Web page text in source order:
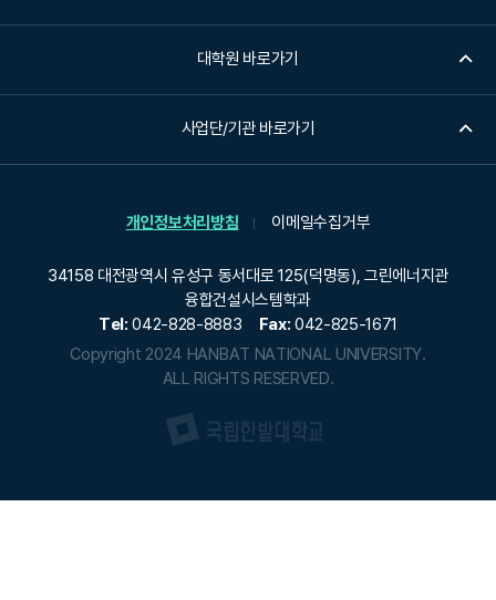
대학원 바로가기
사업단/기관 바로가기
개인정보처리방침 이메일수집거부
34158 대전광역시 유성구 동서대로 125(덕명동), 그린에너지관
융합건설시스템학과
Tel: 042-828-8883 Fax: 042-825-1671
Copyright 2024 HANBAT NATIONAL UNIVERSITY.
ALL RIGHTS RESERVED.